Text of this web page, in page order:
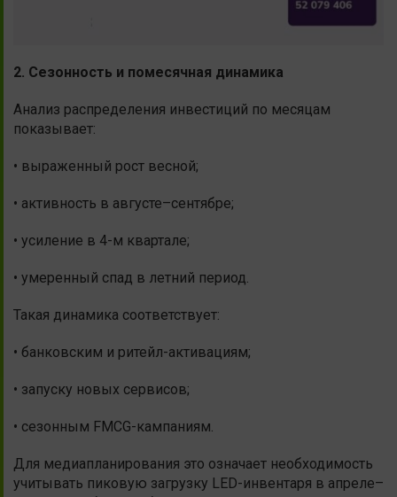
2. Сезонность и помесячная динамика
Анализ распределения инвестиций по месяцам
показывает:
• выраженный рост весной;
• активность в августе–сентябре;
• усиление в 4-м квартале;
• умеренный спад в летний период.
Такая динамика соответствует:
• банковским и ритейл-активациям;
• запуску новых сервисов;
• сезонным FMCG-кампаниям.
Для медиапланирования это означает необходимость
учитывать пиковую загрузку LED-инвентаря в апреле–